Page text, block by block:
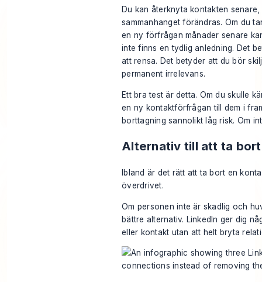
Du kan återknyta kontakten
sammanhanget förändras. Om du
en ny förfrågan månader senare
inte finns en tydlig anledning. Det
att rensa. Det betyder att du bör
permanent irrelevans.
Ett bra test är detta. Om du skulle
en ny kontaktförfrågan till dem i
borttagning sannolikt låg risk. Om
Alternativ till att ta
Ibland är det rätt att ta bort en
överdrivet.
Om personen inte är skadlig och
bättre alternativ. LinkedIn ger dig
eller kontakt utan att helt bryta